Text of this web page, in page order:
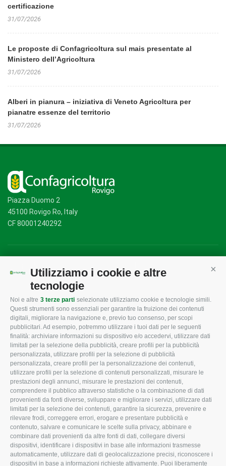
Utilizziamo i cookie e altre
tecnologie
Noi e altre 3 terze parti selezionate utilizziamo cookie e tecnologie simili.
Questi strumenti sono essenziali per garantire la fruizione dei contenuti
digitali, migliorare la navigazione e, previo tuo consenso, per scopi
pubblicitari. Ad esempio, potremmo utilizzare i tuoi dati per le seguenti
finalità: archiviare informazioni su dispositivo e/o accedervi, utilizzare dati
limitati per la selezione della pubblicità, creare profili per la pubblicità
personalizzata, utilizzare profili per la selezione di pubblicità
personalizzata, creare profili per la personalizzazione dei contenuti,
utilizzare profili per la selezione di contenuti personalizzati, misurare le
prestazioni degli annunci, misurare le prestazioni dei contenuti,
comprendere il pubblico attraverso statistiche o la combinazione di dati
provenienti da fonti diverse, sviluppare e migliorare i servizi, utilizzare dati
limitati per la selezione dei contenuti, garantire la sicurezza, prevenire e
rilevare frodi, correggere errori, erogare e presentare pubblicità e
contenuto, salvare e comunicare le scelte sulla privacy, abbinare e
combinare dati provenienti da altre fonti di dati, collegare diversi
dispositivi, identificare i dispositivi in base alle informazioni trasmesse
automaticamente, utilizzare dati di geolocalizzazione precisi, riconoscere i
dispositivi in base a informazioni richieste attivamente. Puoi liberamente
certificazione
31/07/2026
Le proposte di Confagricoltura sul mais presentate al
Ministero dell’Agricoltura
31/07/2026
Alberi in pianura – iniziativa di Veneto Agricoltura per
pianatre essenze del territorio
31/07/2026
Piazza Duomo 2
45100 Rovigo Ro, Italy
CF 80001240292
CONFAGRICOLTURA
ROVIGO
L'Associazione
Missione e Progetto
Organigramma aziendale
I Nostri Servizi
Uffici della Sede
provinciale
Le Sedi di Zona
Agricoltori S.r.l.
Whistleblowing
Confagricoltura Rovigo e
CONFAGRICOLTURA
INFORMA
Tecnico
Fiscale
Lavoro
Ambiente
Associazione
CONFAGRICOLTURA
ATTIVA
Notizie in evidenza